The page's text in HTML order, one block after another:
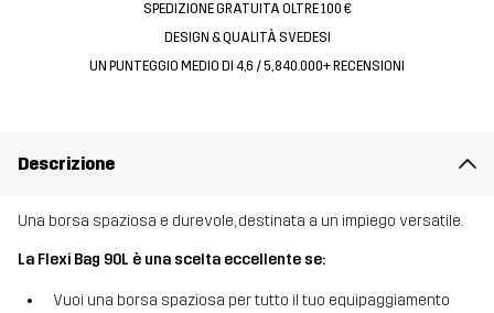
SPEDIZIONE GRATUITA OLTRE 100 €
DESIGN & QUALITÀ SVEDESI
UN PUNTEGGIO MEDIO DI 4,6 / 5, 840.000+ RECENSIONI
Descrizione
Una borsa spaziosa e durevole, destinata a un impiego versatile.
La Flexi Bag 90L è una scelta eccellente se:
Vuoi una borsa spaziosa per tutto il tuo equipaggiamento